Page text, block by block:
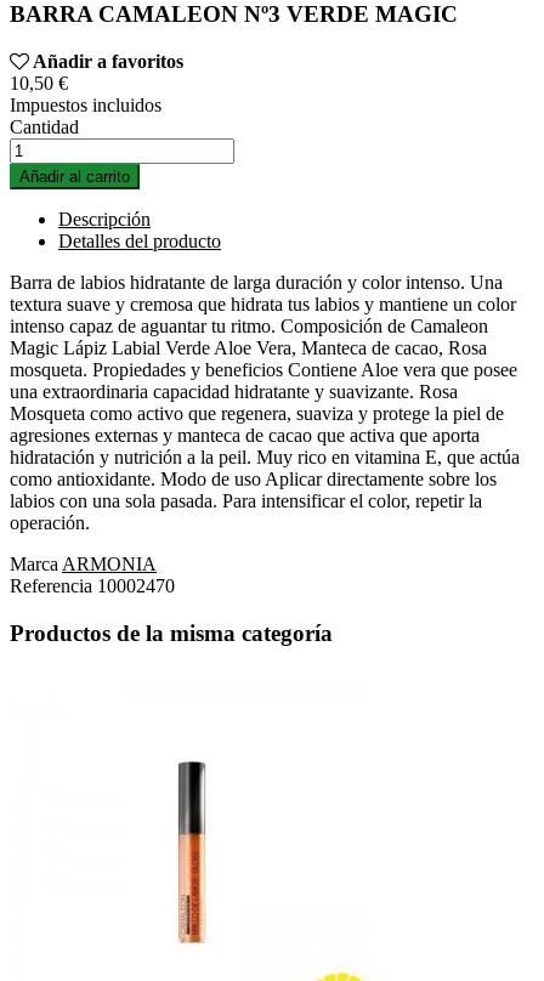
BARRA CAMALEON Nº3 VERDE MAGIC
Añadir a favoritos
10,50 €
Impuestos incluidos
Cantidad
Añadir al carrito
Descripción
Detalles del producto
Barra de labios hidratante de larga duración y color intenso. Una
textura suave y cremosa que hidrata tus labios y mantiene un color
intenso capaz de aguantar tu ritmo. Composición de Camaleon
Magic Lápiz Labial Verde Aloe Vera, Manteca de cacao, Rosa
mosqueta. Propiedades y beneficios Contiene Aloe vera que posee
una extraordinaria capacidad hidratante y suavizante. Rosa
Mosqueta como activo que regenera, suaviza y protege la piel de
agresiones externas y manteca de cacao que activa que aporta
hidratación y nutrición a la peil. Muy rico en vitamina E, que actúa
como antioxidante. Modo de uso Aplicar directamente sobre los
labios con una sola pasada. Para intensificar el color, repetir la
operación.
Marca ARMONIA
Referencia 10002470
Productos de la misma categoría